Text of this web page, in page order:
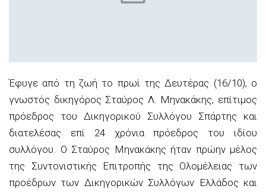
Έφυγε από τη ζωή το πρωί της Δευτέρας (16/10), ο
γνωστός δικηγόρος Σταύρος Λ. Μηνακάκης, επίτιμος
πρόεδρος του Δικηγορικού Συλλόγου Σπάρτης και
διατελέσας επί 24 χρόνια πρόεδρος του ιδίου
συλλόγου. Ο Σταύρος Μηνακάκης ήταν πρώην μέλος
της Συντονιστικής Επιτροπής της Ολομέλειας των
προέδρων των Δικηγορικών Συλλόγων Ελλάδος και